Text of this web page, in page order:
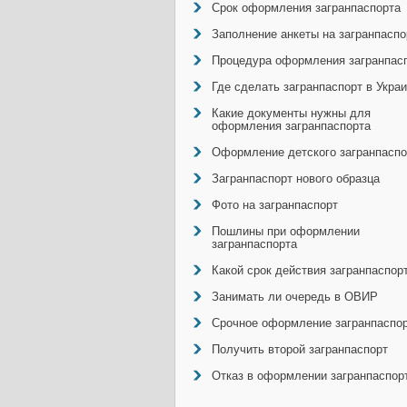
Срок оформления загранпаспорта
Заполнение анкеты на
Процедура оформления
Где сделать загранпаспорт в
Какие документы нужны для
оформления загранпаспорта
Оформление детского
Загранпаспорт нового образца
Фото на загранпаспорт
Пошлины при оформлении
загранпаспорта
Какой срок действия
Занимать ли очередь в ОВИР
Срочное оформление
Получить второй загранпаспорт
Отказ в оформлении